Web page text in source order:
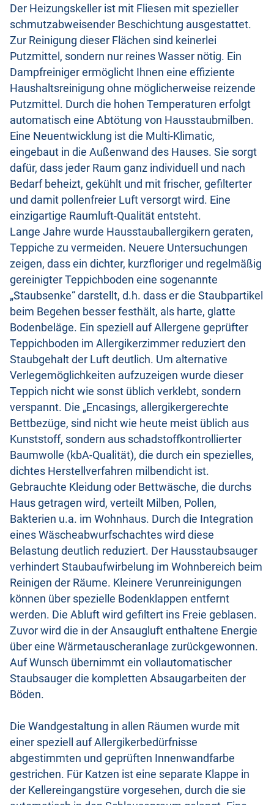
Der Heizungskeller ist mit Fliesen mit spezieller
schmutzabweisender Beschichtung ausgestattet.
Zur Reinigung dieser Flächen sind keinerlei
Putzmittel, sondern nur reines Wasser nötig. Ein
Dampfreiniger ermöglicht Ihnen eine effiziente
Haushaltsreinigung ohne möglicherweise reizende
Putzmittel. Durch die hohen Temperaturen erfolgt
automatisch eine Abtötung von Hausstaubmilben.
Eine Neuentwicklung ist die Multi-Klimatic,
eingebaut in die Außenwand des Hauses. Sie sorgt
dafür, dass jeder Raum ganz individuell und nach
Bedarf beheizt, gekühlt und mit frischer, gefilterter
und damit pollenfreier Luft versorgt wird. Eine
einzigartige Raumluft-Qualität entsteht.
Lange Jahre wurde Hausstauballergikern geraten,
Teppiche zu vermeiden. Neuere Untersuchungen
zeigen, dass ein dichter, kurzfloriger und regelmäßig
gereinigter Teppichboden eine sogenannte
„Staubsenke“ darstellt, d.h. dass er die Staubpartikel
beim Begehen besser festhält, als harte, glatte
Bodenbeläge. Ein speziell auf Allergene geprüfter
Teppichboden im Allergikerzimmer reduziert den
Staubgehalt der Luft deutlich. Um alternative
Verlegemöglichkeiten aufzuzeigen wurde dieser
Teppich nicht wie sonst üblich verklebt, sondern
verspannt. Die „Encasings, allergikergerechte
Bettbezüge, sind nicht wie heute meist üblich aus
Kunststoff, sondern aus schadstoffkontrollierter
Baumwolle (kbA-Qualität), die durch ein spezielles,
dichtes Herstellverfahren milbendicht ist.
Gebrauchte Kleidung oder Bettwäsche, die durchs
Haus getragen wird, verteilt Milben, Pollen,
Bakterien u.a. im Wohnhaus. Durch die Integration
eines Wäscheabwurfschachtes wird diese
Belastung deutlich reduziert. Der Hausstaubsauger
verhindert Staubaufwirbelung im Wohnbereich beim
Reinigen der Räume. Kleinere Verunreinigungen
können über spezielle Bodenklappen entfernt
werden. Die Abluft wird gefiltert ins Freie geblasen.
Zuvor wird die in der Ansaugluft enthaltene Energie
über eine Wärmetauscheranlage zurückgewonnen.
Auf Wunsch übernimmt ein vollautomatischer
Staubsauger die kompletten Absaugarbeiten der
Böden.
Die Wandgestaltung in allen Räumen wurde mit
einer speziell auf Allergikerbedürfnisse
abgestimmten und geprüften Innenwandfarbe
gestrichen. Für Katzen ist eine separate Klappe in
der Kellereingangstüre vorgesehen, durch die sie